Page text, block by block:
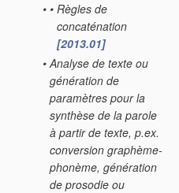
• • Règles de
concaténation
[2013.01]
• Analyse de texte ou
génération de
paramètres pour la
synthèse de la parole
à partir de texte, p.ex.
conversion graphème-
phonème, génération
de prosodie ou